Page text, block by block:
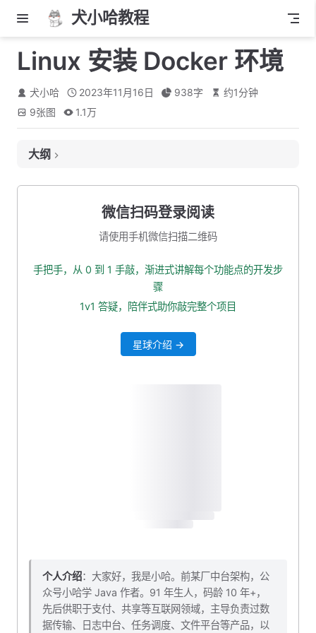
犬小哈教程
Linux 安装 Docker 环境
犬小哈 2023年11月16日 938字 约1分钟
9张图 1.1万
大纲
5. 验证 Docker 是否运行成功
6. 你可能会遇到的问题
7.1 登录阿里云，进入控制台
微信扫码登录阅读
请使用手机微信扫描二维码
手把手，从 0 到 1 手敲，渐进式讲解每个功能点的开发步
骤
1v1 答疑，陪伴式助你敲完整个项目
星球介绍 →
个人介绍：大家好，我是小哈。前某厂中台架构，公
众号小哈学 Java 作者。91 年生人，码龄 10 年+，
先后供职于支付、共享等互联网领域，主导负责过数
据传输、日志中台、任务调度、文件平台等产品，以